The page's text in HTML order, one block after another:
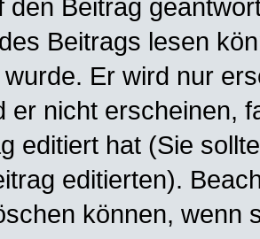
den Beitrag
Beitrags lesen
Er wird nur
er nicht erscheinen,
editiert hat (Sie
editierten).
können, wenn